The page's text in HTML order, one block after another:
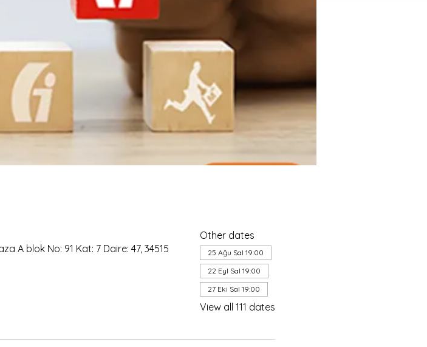
A blok No: 91 Kat: 7 Daire: 47, 34515
Other dates
25 Ağu Sal 19:00
22 Eyl Sal 19:00
27 Eki Sal 19:00
View all 111 dates